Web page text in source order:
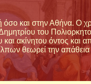
όσο και στην Αθήνα. Ο
του
ακίνητου όντος και
θεωρεί την